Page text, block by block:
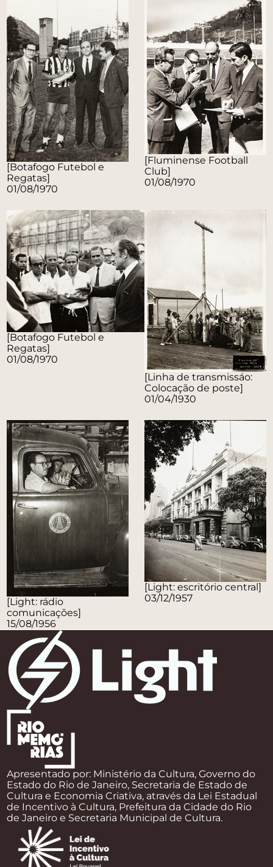
[Botafogo Futebol e
Regatas]
01/08/1970
[Fluminense Football
Club]
01/08/1970
[Botafogo Futebol e
Regatas]
01/08/1970
[Linha de transmissáo:
Colocação de poste]
01/04/1930
[Light: rádio
comunicações]
15/08/1956
[Light: escritório central]
03/12/1957
Apresentado por: Ministério da Cultura, Governo do
Estado do Rio de Janeiro, Secretaria de Estado de
Cultura e Economia Criativa, através da Lei Estadual
de Incentivo à Cultura, Prefeitura da Cidade do Rio
de Janeiro e Secretaria Municipal de Cultura.